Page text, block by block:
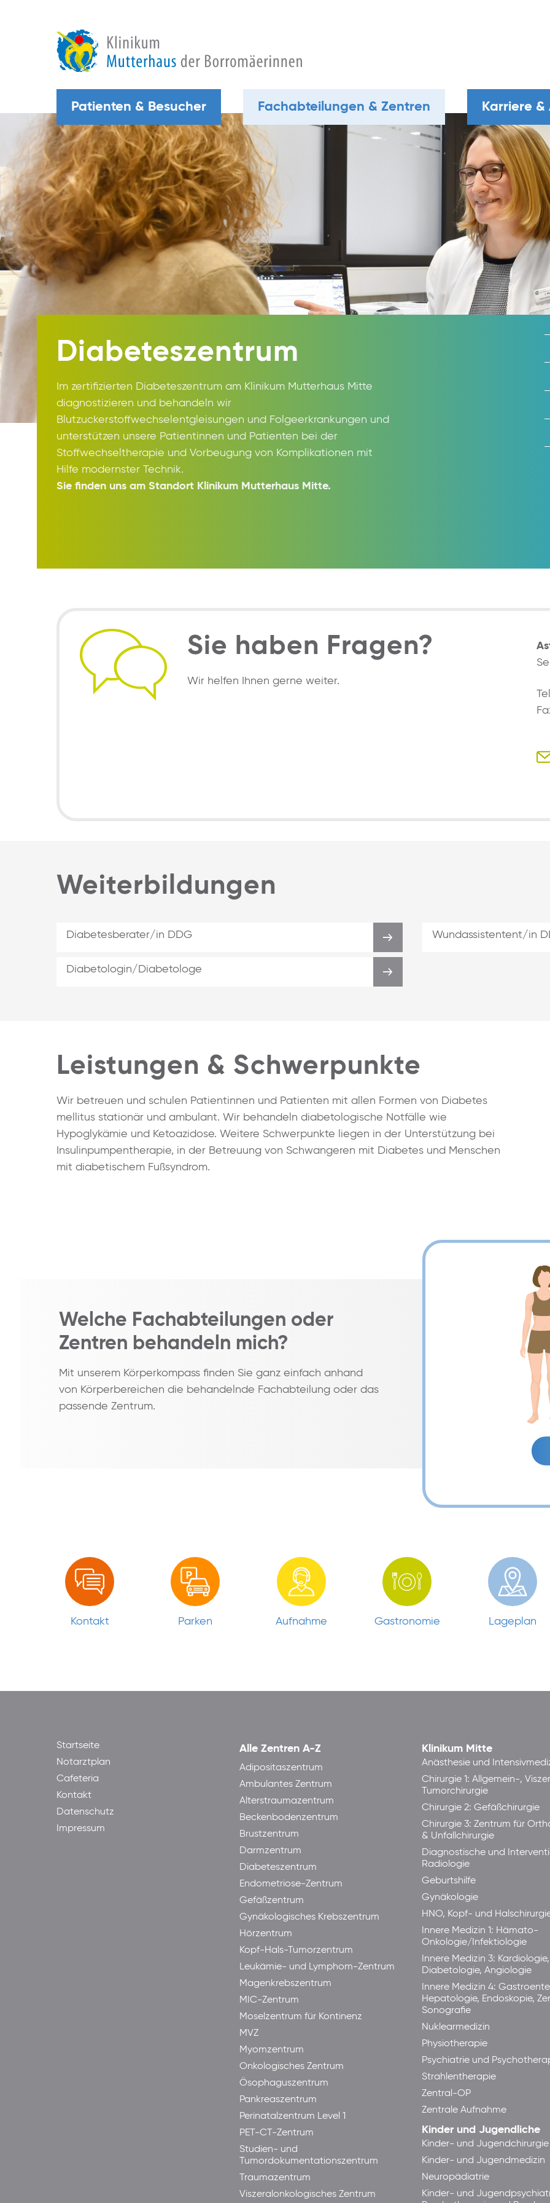
Patienten & Besucher Fachabteilungen & Zentren Karriere
Diabeteszentrum
Im zertifizierten Diabeteszentrum am Klinikum Mutterhaus Mitte
diagnostizieren und behandeln wir
Blutzuckerstoffwechselentgleisungen und Folgeerkrankungen und
unterstützen unsere Patientinnen und Patienten bei der
Stoffwechseltherapie und Vorbeugung von Komplikationen mit
Hilfe modernster Technik.
Sie finden uns am Standort Klinikum Mutterhaus Mitte.
Sie haben Fragen?
Wir helfen Ihnen gerne weiter.
Weiterbildungen
Diabetesberater/in DDG
Diabetologin/Diabetologe
Wundassistentent/in
Leistungen & Schwerpunkte
Wir betreuen und schulen Patientinnen und Patienten mit allen Formen von Diabetes
mellitus stationär und ambulant. Wir behandeln diabetologische Notfälle wie
Hypoglykämie und Ketoazidose. Weitere Schwerpunkte liegen in der Unterstützung bei
Insulinpumpentherapie, in der Betreuung von Schwangeren mit Diabetes und Menschen
mit diabetischem Fußsyndrom.
Welche Fachabteilungen oder
Zentren behandeln mich?
Mit unserem Körperkompass finden Sie ganz einfach anhand
von Körperbereichen die behandelnde Fachabteilung oder das
passende Zentrum.
Kontakt Parken Aufnahme Gastronomie Lageplan
Startseite
Notarztplan
Cafeteria
Kontakt
Datenschutz
Impressum
Alle Zentren A-Z
Adipositaszentrum
Ambulantes Zentrum
Alterstraumazentrum
Beckenbodenzentrum
Brustzentrum
Darmzentrum
Diabeteszentrum
Endometriose-Zentrum
Gefäßzentrum
Gynäkologisches Krebszentrum
Hörzentrum
Kopf-Hals-Tumorzentrum
Leukämie- und Lymphom-Zentrum
Magenkrebszentrum
MIC-Zentrum
Moselzentrum für Kontinenz
MVZ
Myomzentrum
Onkologisches Zentrum
Ösophaguszentrum
Pankreaszentrum
Perinatalzentrum Level 1
PET-CT-Zentrum
Studien- und
Tumordokumentationszentrum
Traumazentrum
Viszeralonkologisches Zentrum
Klinikum Mitte
Anästhesie und
Chirurgie 1: Allgemein-,
Tumorchirurgie
Chirurgie 2: Gefäßchirurgie
Chirurgie 3: Zentrum für
& Unfallchirurgie
Diagnostische und
Radiologie
Geburtshilfe
Gynäkologie
HNO, Kopf- und
Innere Medizin 1: Hämato-
Onkologie/Infektiologie
Innere Medizin 3: Kardiologie,
Diabetologie, Angiologie
Innere Medizin 4:
Hepatologie, Endoskopie,
Sonografie
Nuklearmedizin
Physiotherapie
Psychiatrie und
Strahlentherapie
Zentral-OP
Zentrale Aufnahme
Kinder und Jugendliche
Kinder- und Jugendchirurgie
Kinder- und Jugendmedizin
Neuropädiatrie
Kinder- und